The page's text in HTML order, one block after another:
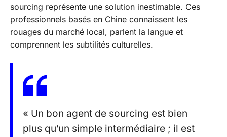
sourcing représente une solution inestimable. Ces
professionnels basés en Chine connaissent les
rouages du marché local, parlent la langue et
comprennent les subtilités culturelles.
« Un bon agent de sourcing est bien
plus qu’un simple intermédiaire ; il est